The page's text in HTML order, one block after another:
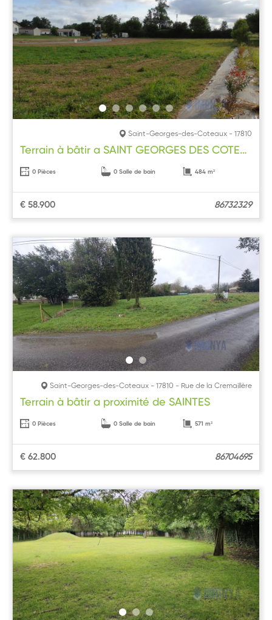
Saint-Georges-des-Coteaux - 17810
Terrain à bâtir a SAINT GEORGES DES COTEAUX
0 Pièces 0 Salle de bain 484 m²
€ 58.900 86732329
Saint-Georges-des-Coteaux - 17810 - Rue de la Cremaillère
Terrain à bâtir a proximité de SAINTES
0 Pièces 0 Salle de bain 571 m²
€ 62.800 86704695